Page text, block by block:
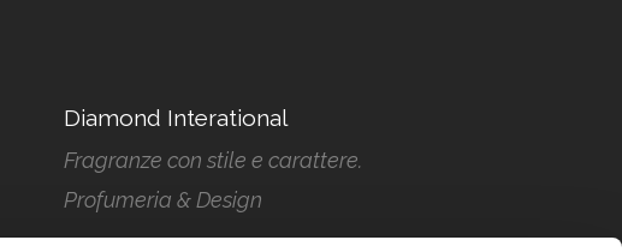
Diamond Interational
Fragranze con stile e carattere.
Profumeria & Design